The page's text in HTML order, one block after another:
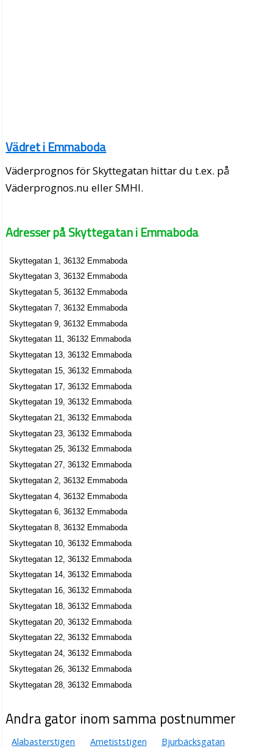
Vädret i Emmaboda
Väderprognos för Skyttegatan hittar du t.ex. på
Väderprognos.nu eller SMHI.
Adresser på Skyttegatan i Emmaboda
Skyttegatan 1, 36132 Emmaboda
Skyttegatan 3, 36132 Emmaboda
Skyttegatan 5, 36132 Emmaboda
Skyttegatan 7, 36132 Emmaboda
Skyttegatan 9, 36132 Emmaboda
Skyttegatan 11, 36132 Emmaboda
Skyttegatan 13, 36132 Emmaboda
Skyttegatan 15, 36132 Emmaboda
Skyttegatan 17, 36132 Emmaboda
Skyttegatan 19, 36132 Emmaboda
Skyttegatan 21, 36132 Emmaboda
Skyttegatan 23, 36132 Emmaboda
Skyttegatan 25, 36132 Emmaboda
Skyttegatan 27, 36132 Emmaboda
Skyttegatan 2, 36132 Emmaboda
Skyttegatan 4, 36132 Emmaboda
Skyttegatan 6, 36132 Emmaboda
Skyttegatan 8, 36132 Emmaboda
Skyttegatan 10, 36132 Emmaboda
Skyttegatan 12, 36132 Emmaboda
Skyttegatan 14, 36132 Emmaboda
Skyttegatan 16, 36132 Emmaboda
Skyttegatan 18, 36132 Emmaboda
Skyttegatan 20, 36132 Emmaboda
Skyttegatan 22, 36132 Emmaboda
Skyttegatan 24, 36132 Emmaboda
Skyttegatan 26, 36132 Emmaboda
Skyttegatan 28, 36132 Emmaboda
Andra gator inom samma postnummer
Alabasterstigen Ametiststigen
Bjurbäcksgatan